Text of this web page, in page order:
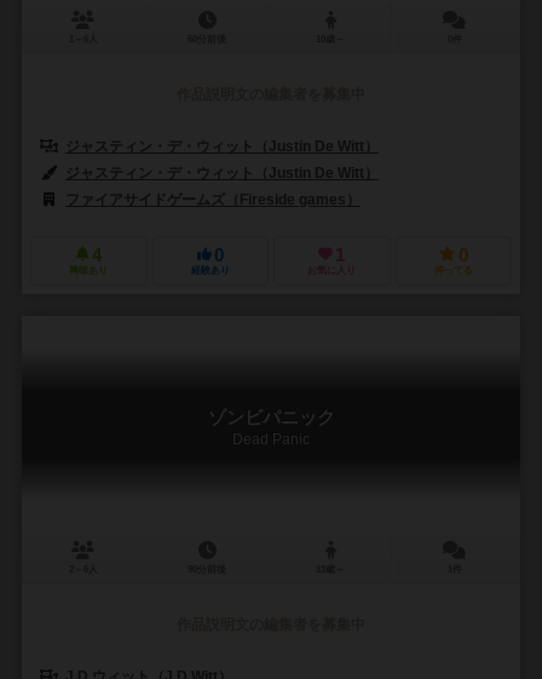
ジャスティン・デ・ウィット（Justin De Witt）
ジャスティン・デ・ウィット（Justin De Witt）
ファイアサイドゲームズ（Fireside games）
4
興味あり
0
経験あり
1
お気に入り
0
持ってる
ゾンビパニック
Dead Panic